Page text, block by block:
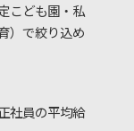
こども園・私
）で絞り込め
社員の平均給